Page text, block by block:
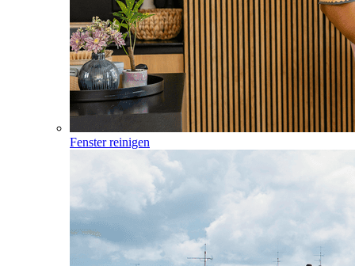
Fenster reinigen